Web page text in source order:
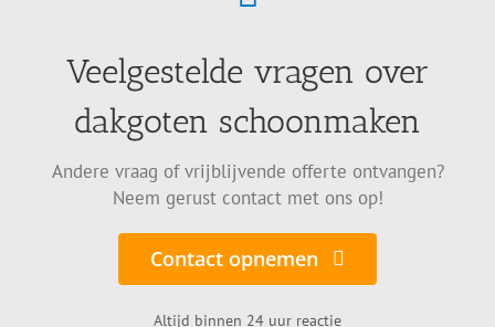
Veelgestelde vragen over
dakgoten schoonmaken
Andere vraag of vrijblijvende offerte ontvangen?
Neem gerust contact met ons op!
Contact opnemen
Altijd binnen 24 uur reactie